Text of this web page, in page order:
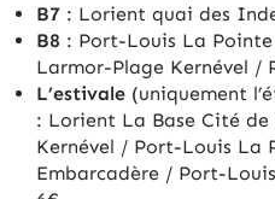
B7 : Lorient quai des
B8 : Port-Louis La
Larmor-Plage Kernével /
L’estivale (uniquement
: Lorient La Base Cité
Kernével / Port-Louis La
Embarcadère / Port-